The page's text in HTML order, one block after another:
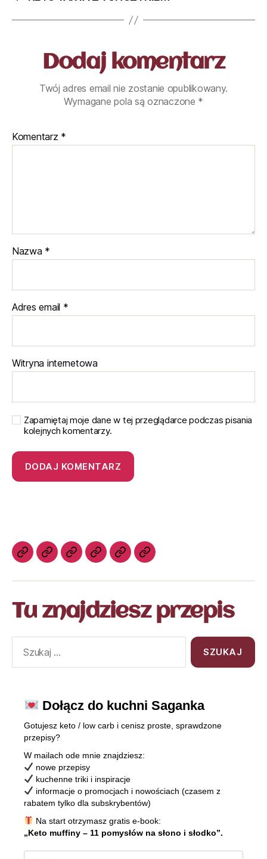
Dodaj komentarz
Twój adres email nie zostanie opublikowany.
Wymagane pola są oznaczone *
Komentarz *
Nazwa *
Adres email *
Witryna internetowa
Zapamiętaj moje dane w tej przeglądarce podczas pisania
kolejnych komentarzy.
Tu znajdziesz przepis
Dołącz do kuchni Saganka
Gotujesz keto / low carb i cenisz proste, sprawdzone
przepisy?
W mailach ode mnie znajdziesz:
nowe przepisy
kuchenne triki i inspiracje
informacje o promocjach i nowościach (czasem z
rabatem tylko dla subskrybentów)
Na start otrzymasz gratis e-book:
„Keto muffiny – 11 pomysłów na słono i słodko”.